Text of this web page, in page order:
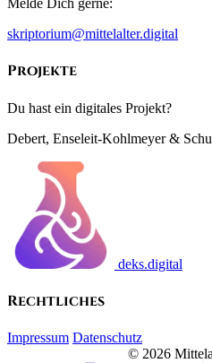
Melde Dich gerne:
skriptorium@mittelalter.digital
Projekte
Du hast ein digitales Projekt?
Debert, Enseleit-Kohlmeyer &
deks.digital
Rechtliches
Impressum Datenschutz
© 2026